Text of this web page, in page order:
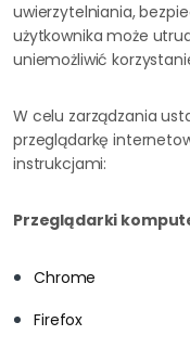
uwierzytelniania,
użytkownika może
uniemożliwić
W celu zarządzania
przeglądarkę
instrukcjami:
Przeglądarki
Chrome
Firefox